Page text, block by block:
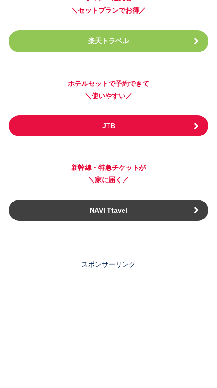
＼セットプランでお得／
楽天トラベル
ホテルセットで予約できて
＼使いやすい／
JTB
新幹線・特急チケットが
＼家に届く／
NAVI Ttavel
スポンサーリンク